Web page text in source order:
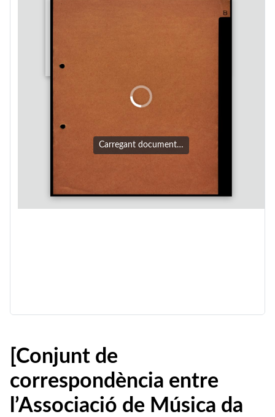
Carregant document…
[Conjunt de
correspondència entre
l’Associació de Música da